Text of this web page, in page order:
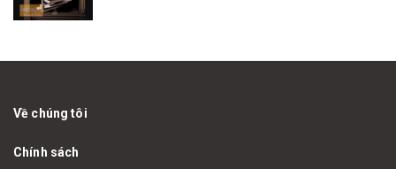
Về chúng tôi
Chính sách